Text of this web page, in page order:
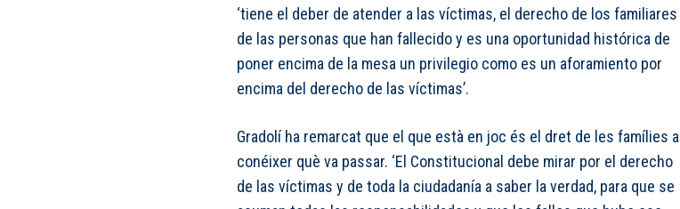
‘tiene el deber de atender a las víctimas, el derecho de los familiares
de las personas que han fallecido y es una oportunidad histórica de
poner encima de la mesa un privilegio como es un aforamiento por
encima del derecho de las víctimas’.
Gradolí ha remarcat que el que està en joc és el dret de les famílies a
conéixer què va passar. ‘El Constitucional debe mirar por el derecho
de las víctimas y de toda la ciudadanía a saber la verdad, para que se